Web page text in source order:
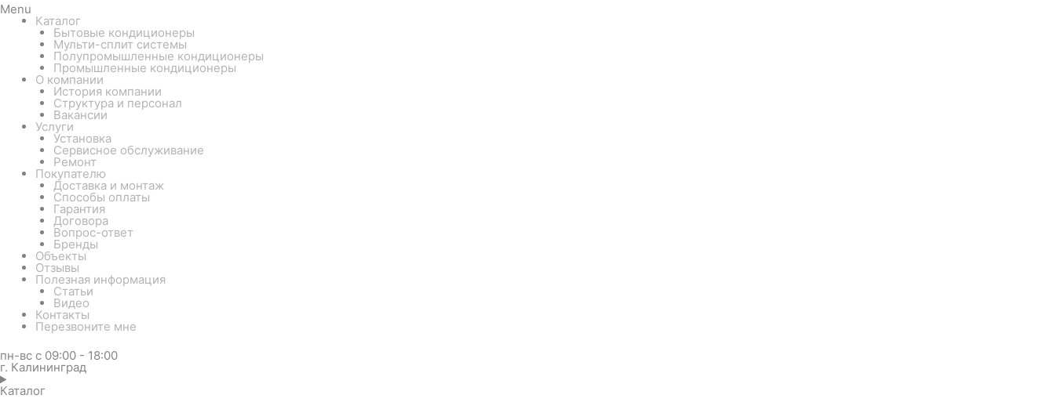
Menu
Каталог
Бытовые кондиционеры
Мульти-сплит системы
Полупромышленные кондиционеры
Промышленные кондиционеры
О компании
История компании
Структура и персонал
Вакансии
Услуги
Установка
Сервисное обслуживание
Ремонт
Покупателю
Доставка и монтаж
Способы оплаты
Гарантия
Договора
Вопрос-ответ
Бренды
Объекты
Отзывы
Полезная информация
Статьи
Видео
Контакты
Перезвоните мне
пн-вс с 09:00 - 18:00
г. Калининград
Каталог